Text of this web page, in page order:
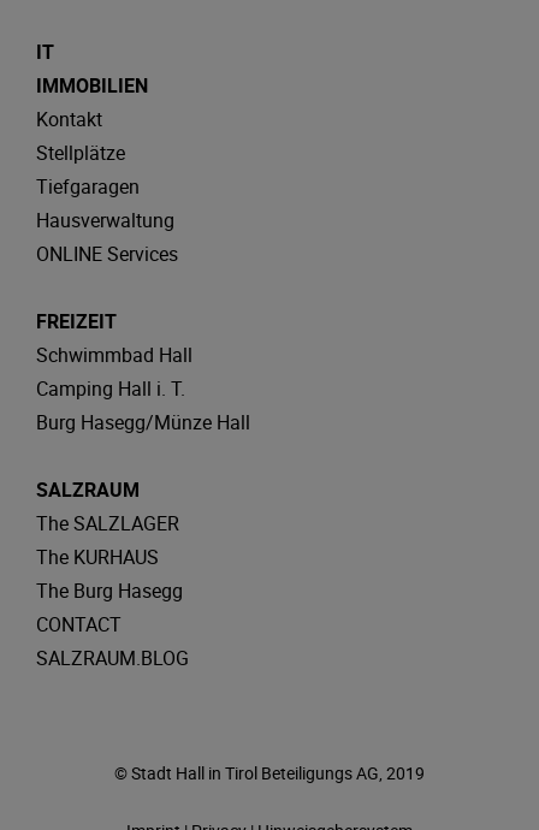
IT
IMMOBILIEN
Kontakt
Stellplätze
Tiefgaragen
Hausverwaltung
ONLINE Services
FREIZEIT
Schwimmbad Hall
Camping Hall i. T.
Burg Hasegg/Münze Hall
SALZRAUM
The SALZLAGER
The KURHAUS
The Burg Hasegg
CONTACT
SALZRAUM.BLOG
© Stadt Hall in Tirol Beteiligungs AG, 2019